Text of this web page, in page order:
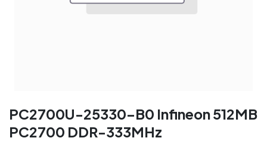
PC2700U-25330-B0 Infineon 512MB
PC2700 DDR-333MHz